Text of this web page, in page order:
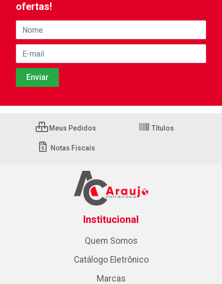
ofertas!
Meus Pedidos Títulos
Notas Fiscais
Institucional
Quem Somos
Catálogo Eletrônico
Marcas